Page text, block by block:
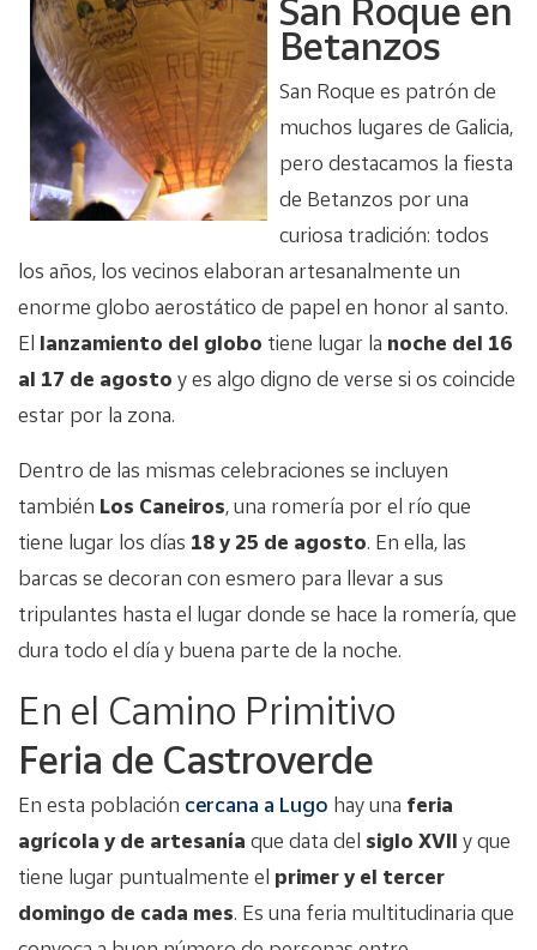
San Roque en
Betanzos
San Roque es patrón de
muchos lugares de Galicia,
pero destacamos la fiesta
de Betanzos por una
curiosa tradición: todos
los años, los vecinos elaboran artesanalmente un
enorme globo aerostático de papel en honor al santo.
El lanzamiento del globo tiene lugar la noche del 16
al 17 de agosto y es algo digno de verse si os coincide
estar por la zona.
Dentro de las mismas celebraciones se incluyen
también Los Caneiros, una romería por el río que
tiene lugar los días 18 y 25 de agosto. En ella, las
barcas se decoran con esmero para llevar a sus
tripulantes hasta el lugar donde se hace la romería, que
dura todo el día y buena parte de la noche.
En el Camino Primitivo
Feria de Castroverde
En esta población cercana a Lugo hay una feria
agrícola y de artesanía que data del siglo XVII y que
tiene lugar puntualmente el primer y el tercer
domingo de cada mes. Es una feria multitudinaria que